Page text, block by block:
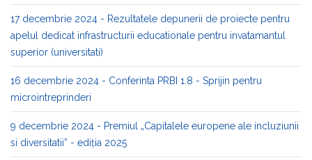
17 decembrie 2024 - Rezultatele depunerii de proiecte pentru
apelul dedicat infrastructurii educationale pentru invatamantul
superior (universitati)
16 decembrie 2024 - Conferinta PRBI 1.8 - Sprijin pentru
microintreprinderi
9 decembrie 2024 - Premiul „Capitalele europene ale incluziunii
si diversitatii” - ediția 2025